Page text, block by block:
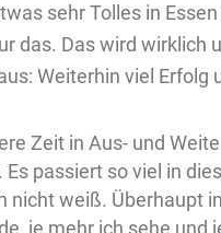
sehr Tolles in
das. Das wird wirklich
Weiterhin viel Erfolg
Zeit in Aus- und
passiert so viel in
nicht weiß. Überhaupt
je mehr ich sehe und